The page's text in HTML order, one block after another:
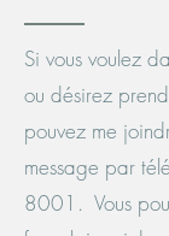
Si vous voulez
ou désirez
pouvez me
message par
8001 . Vous